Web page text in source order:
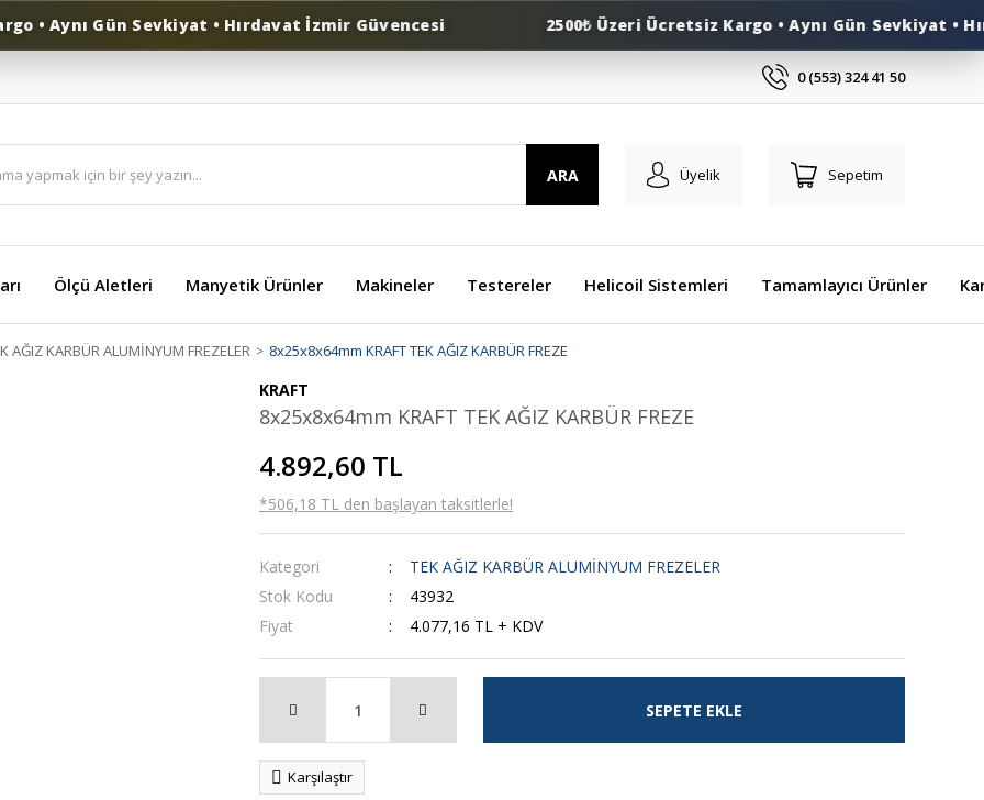
Aynı Gün Sevkiyat • Hırdavat İzmir Güvencesi 2500₺ Üzeri Ücretsiz Kargo • Aynı Gün Sevkiyat •
0 (553) 324 41 50
ARA Üyelik Sepetim
Ölçü Aletleri Manyetik Ürünler Makineler Testereler Helicoil Sistemleri Tamamlayıcı Ürünler
AĞIZ KARBÜR ALUMİNYUM FREZELER 8x25x8x64mm KRAFT TEK AĞIZ KARBÜR FREZE
KRAFT
8x25x8x64mm KRAFT TEK AĞIZ KARBÜR FREZE
4.892,60 TL
*506,18 TL den başlayan taksitlerle!
Kategori
TEK AĞIZ KARBÜR ALUMİNYUM FREZELER
Stok Kodu
43932
Fiyat
4.077,16 TL + KDV
SEPETE EKLE
Karşılaştır